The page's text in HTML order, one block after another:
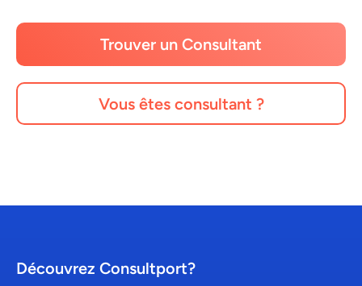
Trouver un Consultant
Vous êtes consultant ?
Découvrez Consultport?